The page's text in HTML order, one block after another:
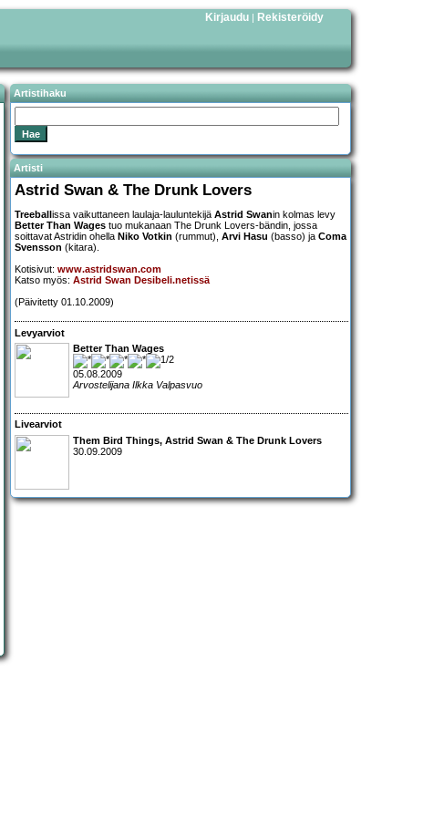
Kirjaudu | Rekisteröidy
Artistihaku
Artisti
Astrid Swan & The Drunk Lovers
Treeball issa vaikuttaneen laulaja-lauluntekijä Astrid Swanin kolmas levy
Better Than Wages tuo mukanaan The Drunk Lovers-bändin, jossa
soittavat Astridin ohella Niko Votkin (rummut), Arvi Hasu (basso) ja Coma
Svensson (kitara).
Kotisivut: www.astridswan.com
Katso myös: Astrid Swan Desibeli.netissä
(Päivitetty 01.10.2009)
Levyarviot
Better Than Wages
05.08.2009
Arvostelijana Ilkka Valpasvuo
Livearviot
Them Bird Things, Astrid Swan & The Drunk Lovers
30.09.2009